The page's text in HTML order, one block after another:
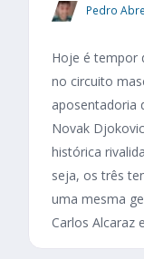
Pedro
Hoje é tempor
no circuito
aposentadoria
Novak
histórica
seja, os três
uma mesma
Carlos Alcaraz